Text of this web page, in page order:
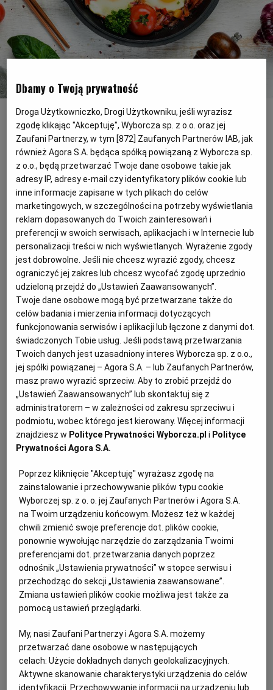
NAPOJE
MAKARONY
DRÓB
MIĘSA
RYBY
PRZEKĄSKI
DOMOWE PRZETWORY
SOST, DIPY I INNE DODATKI
DOMOWE PRZYJĘCIE
KUCHNIA CHIŃSKA
KUCHNIA GRECKA
KUCHNIA PORTUGALSKA
KUCHNIA FRANCUSKA
KUCHNIA AMERYKAŃSKA
KUCHNIA POLSKA
KUCHNIA MEKSYKAŃSKA
KUCHNIA INDYJSKA
KUCHNIA HISZPAŃSKA
KUCHNIA NIEMIECKA
ZAKUPY
FIT PRZEPISY
WEGAN
BEZ GLUTENU
PODRÓŻE KULINARNE
FELIETONY KULINARNE
KSIĄŻKI KULINARNE
SZEF KUCHNI
NASZE SERWISY
BIAŁYSTOK
BIELSKO-BIAŁA
BYDGOSZCZ
CZĘSTOCHOWA
ELBLĄG
GLIWICE
GORZÓW WIELKOPOLSKI
KALISZ
KATOWICE
KIELCE
KOSZALIN
KRAKÓW
LUBLIN
ŁÓDŹ
OLSZTYN
OPOLE
WYBORCZA.PL
MAGAZYNY
DUŻY FORMAT
WOLNA SOBOTA
ALE HISTORIA
WYBORCZA TV I VOD
TYLKO ZDROWIE
KSIĄŻKI. MAGAZYN DO CZYTANIA
NASZA EUROPA
SŁÓWKA. MAGAZYN O JĘZYKU
WYBORCZA CLASSIC
WYBORCZA.BIZ
WYSOKIE OBCASY
BIQDATA
JUTRONAUCI
ARCHIWUM
INNE SERWISY
GAZETA.PL
TOK FM
SPORT.PL
PUBLIO.PL
KULTURALNYSKLEP.PL
DZIECKO
ZDROWIE
Szakszuka występuje w dziesiątkach
różnych odmian. Na śniadanie albo
kolację proponujemy jej meksykańską
wariację, nieco bardziej ostrą, z dodatkiem
awokado.
Wartości odżywcze: kalorie – 427 kcal; białko – 20,36 g;
tłuszcze – 24,36 g; węglowodany – 37,73 g
Przepis dla 1 osoby
Czas przygotowania: 15 min
Meksykańska szakszuka – składniki:
1/3 awokado
1/2 cebuli
Dbamy o Twoją prywatność
Droga Użytkowniczko, Drogi Użytkowniku, jeśli wyrazisz
zgodę klikając "Akceptuję", Wyborcza sp. z o.o. oraz jej
Zaufani Partnerzy, w tym [872] Zaufanych Partnerów IAB, jak
również Agora S.A. będąca spółką powiązaną z Wyborcza sp.
z o.o., będą przetwarzać Twoje dane osobowe takie jak
adresy IP, adresy e-mail czy identyfikatory plików cookie lub
inne informacje zapisane w tych plikach do celów
marketingowych, w szczególności na potrzeby wyświetlania
reklam dopasowanych do Twoich zainteresowań i
preferencji w swoich serwisach, aplikacjach i w Internecie lub
personalizacji treści w nich wyświetlanych. Wyrażenie zgody
jest dobrowolne. Jeśli nie chcesz wyrazić zgody, chcesz
ograniczyć jej zakres lub chcesz wycofać zgodę uprzednio
udzieloną przejdź do „Ustawień Zaawansowanych”.
Twoje dane osobowe mogą być przetwarzane także do
celów badania i mierzenia informacji dotyczących
funkcjonowania serwisów i aplikacji lub łączone z danymi dot.
świadczonych Tobie usług. Jeśli podstawą przetwarzania
Twoich danych jest uzasadniony interes Wyborcza sp. z o.o.,
jej spółki powiązanej – Agora S.A. – lub Zaufanych Partnerów,
masz prawo wyrazić sprzeciw. Aby to zrobić przejdź do
„Ustawień Zaawansowanych” lub skontaktuj się z
administratorem – w zależności od zakresu sprzeciwu i
podmiotu, wobec którego jest kierowany. Więcej informacji
znajdziesz w Polityce Prywatności Wyborcza.pl i Polityce
Prywatności Agora S.A.
Poprzez kliknięcie "Akceptuję" wyrażasz zgodę na
zainstalowanie i przechowywanie plików typu cookie
Wyborczej sp. z o. o. jej Zaufanych Partnerów i Agora S.A.
na Twoim urządzeniu końcowym. Możesz też w każdej
chwili zmienić swoje preferencje dot. plików cookie,
ponownie wywołując narzędzie do zarządzania Twoimi
preferencjami dot. przetwarzania danych poprzez
odnośnik „Ustawienia prywatności” w stopce serwisu i
przechodząc do sekcji „Ustawienia zaawansowane”.
Zmiana ustawień plików cookie możliwa jest także za
pomocą ustawień przeglądarki.
My, nasi Zaufani Partnerzy i Agora S.A. możemy
przetwarzać dane osobowe w następujących
celach:Użycie dokładnych danych geolokalizacyjnych.
Aktywne skanowanie charakterystyki urządzenia do celów
identyfikacji. Przechowywanie informacji na urządzeniu lub